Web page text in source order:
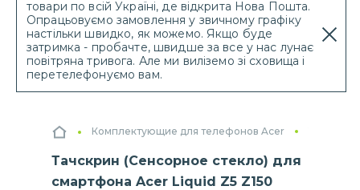
товари по всій Україні, де відкрита Нова Пошта.
Опрацьовуємо замовлення у звичному графіку
настільки швидко, як можемо. Якщо буде
затримка - пробачте, швидше за все у нас лунає
повітряна тривога. Але ми виліземо зі сховища і
перетелефонуємо вам.
Комплектующие для телефонов Acer
Тачскрин (Сенсорное стекло) для
смартфона Acer Liquid Z5 Z150